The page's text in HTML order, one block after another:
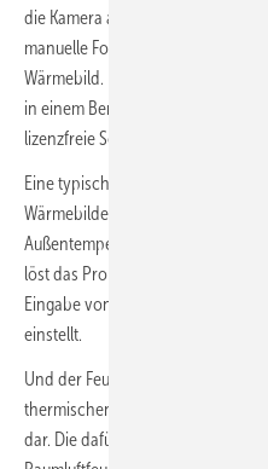
die Kamera auch kleinste
manuelle Fokus gibt Anwendern
Wärmebild. Um Wärmebilder
in einem Bericht zu
lizenzfreie Software testo IRSoft zur
Eine typische Herausforderung in
Wärmebilder desselben Objektes
Außentemperatur unterschiedlich
löst das Problem, indem sie die
Eingabe von Innen- und
einstellt.
Und der Feuchtemodus der testo
thermischen Schwachstellen
dar. Die dafür nötigen Messwerte